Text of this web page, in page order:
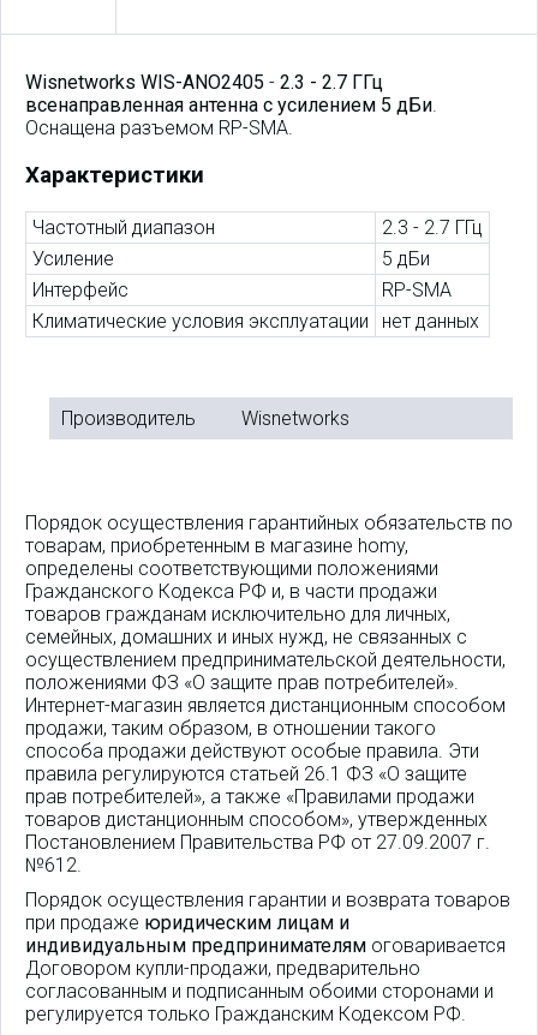
Wisnetworks WIS-ANO2405 - 2.3 - 2.7 ГГц
всенаправленная антенна с усилением 5 дБи.
Оснащена разъемом RP-SMA.
Характеристики
Частотный диапазон
2.3 - 2.7 ГГц
Усиление
5 дБи
Интерфейс
RP-SMA
Климатические условия эксплуатации
нет данных
Производитель Wisnetworks
Порядок осуществления гарантийных обязательств по
товарам, приобретенным в магазине homy,
определены соответствующими положениями
Гражданского Кодекса РФ и, в части продажи
товаров гражданам исключительно для личных,
семейных, домашних и иных нужд, не связанных с
осуществлением предпринимательской деятельности,
положениями ФЗ «О защите прав потребителей».
Интернет-магазин является дистанционным способом
продажи, таким образом, в отношении такого
способа продажи действуют особые правила. Эти
правила регулируются статьей 26.1 ФЗ «О защите
прав потребителей», а также «Правилами продажи
товаров дистанционным способом», утвержденных
Постановлением Правительства РФ от 27.09.2007 г.
№612.
Порядок осуществления гарантии и возврата товаров
при продаже юридическим лицам и
индивидуальным предпринимателям оговаривается
Договором купли-продажи, предварительно
согласованным и подписанным обоими сторонами и
регулируется только Гражданским Кодексом РФ.